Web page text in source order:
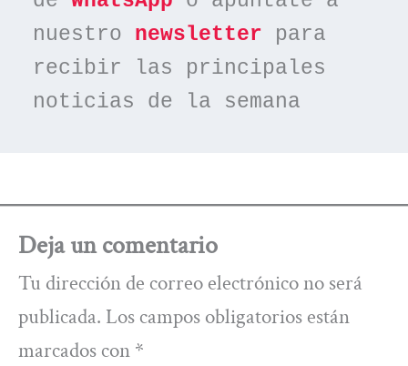
nuestro newsletter para
recibir las principales
noticias de la semana
Deja un comentario
Tu dirección de correo electrónico no será
publicada. Los campos obligatorios están
marcados con *